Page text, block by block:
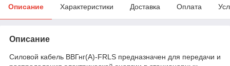
Описание Характеристики Доставка Оплата
Описание
Силовой кабель ВВГнг(А)-FRLS предназначен для передачи и